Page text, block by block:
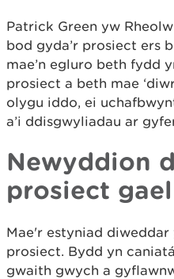
Patrick Green yw
bod gyda’r prosiect ers
mae’n egluro beth fydd
prosiect a beth mae
olygu iddo, ei
a’i ddisgwyliadau ar
Newyddion
prosiect
Mae'r estyniad
prosiect. Bydd yn
gwaith gwych a